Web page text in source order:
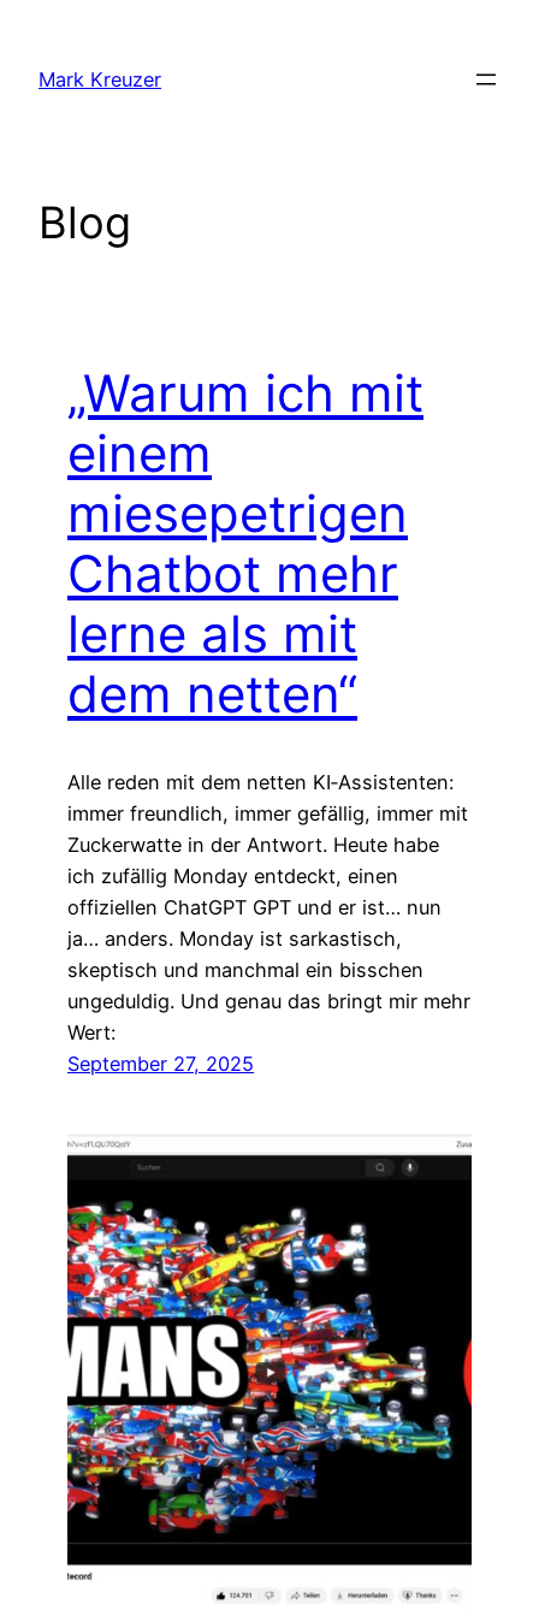
springen
Mark Kreuzer
Blog
„Warum ich mit
einem
miesepetrigen
Chatbot mehr
lerne als mit
dem netten“
Alle reden mit dem netten KI‑Assistenten:
immer freundlich, immer gefällig, immer mit
Zuckerwatte in der Antwort. Heute habe
ich zufällig Monday entdeckt, einen
offiziellen ChatGPT GPT und er ist… nun
ja… anders. Monday ist sarkastisch,
skeptisch und manchmal ein bisschen
ungeduldig. Und genau das bringt mir mehr
Wert:
September 27, 2025